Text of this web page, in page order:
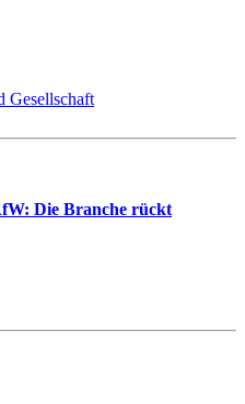
Gesellschaft
Die Branche rückt